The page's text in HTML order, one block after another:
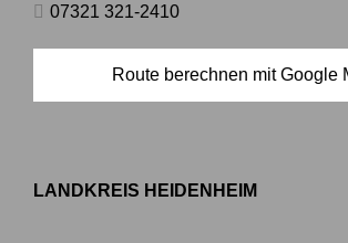
07321 321-2410
Route berechnen mit Google
LANDKREIS HEIDENHEIM